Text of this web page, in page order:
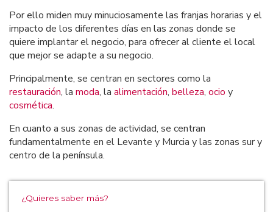
Por ello miden muy minuciosamente las franjas horarias y el
impacto de los diferentes días en las zonas donde se
quiere implantar el negocio, para ofrecer al cliente el local
que mejor se adapte a su negocio.
Principalmente, se centran en sectores como la
restauración, la moda, la alimentación, belleza, ocio y
cosmética.
En cuanto a sus zonas de actividad, se centran
fundamentalmente en el Levante y Murcia y las zonas sur y
centro de la península.
¿Quieres saber más?